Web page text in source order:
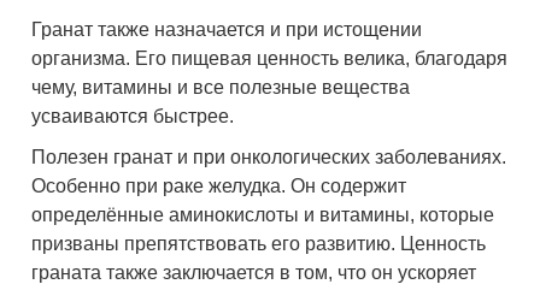
Гранат также назначается и при истощении
организма. Его пищевая ценность велика, благодаря
чему, витамины и все полезные вещества
усваиваются быстрее.
Полезен гранат и при онкологических заболеваниях.
Особенно при раке желудка. Он содержит
определённые аминокислоты и витамины, которые
призваны препятствовать его развитию. Ценность
граната также заключается в том, что он ускоряет